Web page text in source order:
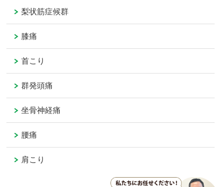
梨状筋症候群
膝痛
首こり
群発頭痛
坐骨神経痛
腰痛
肩こり